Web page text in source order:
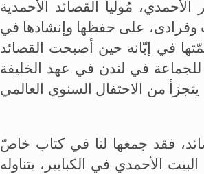
مُوليا القصائد الأحمدية
وفرادى، على حفظها وإنشادها في
في إبّانه حين أصبحت القصائد
للجماعة في لندن في عهد الخليفة
يتجزأ من الاحتفال السنوي العالمي
فقد جمعها لنا في كتاب خاصّ
الأحمدي في الكبابير، يتناوله